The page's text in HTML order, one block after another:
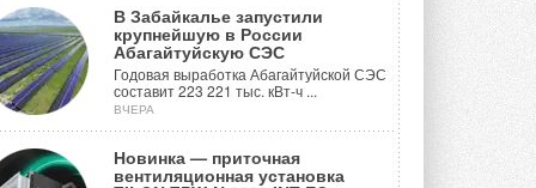
В Забайкалье запустили
крупнейшую в России
Абагайтуйскую СЭС
Годовая выработка Абагайтуйской СЭС
составит 223 221 тыс. кВт-ч ...
ВЧЕРА
Новинка — приточная
вентиляционная установка